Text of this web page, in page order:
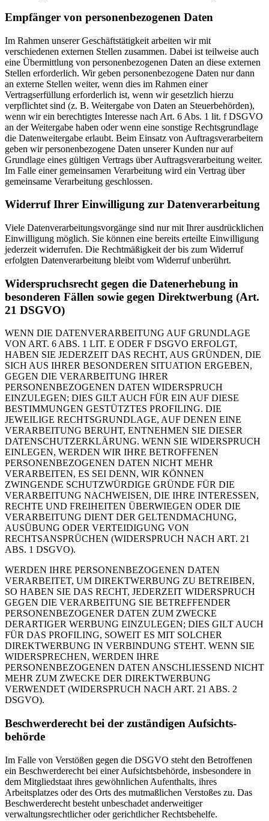
Empfänger von personenbezogenen Daten
Im Rahmen unserer Geschäftstätigkeit arbeiten wir mit
verschiedenen externen Stellen zusammen. Dabei ist teilweise auch
eine Übermittlung von personenbezogenen Daten an diese externen
Stellen erforderlich. Wir geben personenbezogene Daten nur dann
an externe Stellen weiter, wenn dies im Rahmen einer
Vertragserfüllung erforderlich ist, wenn wir gesetzlich hierzu
verpflichtet sind (z. B. Weitergabe von Daten an Steuerbehörden),
wenn wir ein berechtigtes Interesse nach Art. 6 Abs. 1 lit. f DSGVO
an der Weitergabe haben oder wenn eine sonstige Rechtsgrundlage
die Datenweitergabe erlaubt. Beim Einsatz von Auftragsverarbeitern
geben wir personenbezogene Daten unserer Kunden nur auf
Grundlage eines gültigen Vertrags über Auftragsverarbeitung weiter.
Im Falle einer gemeinsamen Verarbeitung wird ein Vertrag über
gemeinsame Verarbeitung geschlossen.
Widerruf Ihrer Einwilligung zur Datenverarbeitung
Viele Datenverarbeitungsvorgänge sind nur mit Ihrer ausdrücklichen
Einwilligung möglich. Sie können eine bereits erteilte Einwilligung
jederzeit widerrufen. Die Rechtmäßigkeit der bis zum Widerruf
erfolgten Datenverarbeitung bleibt vom Widerruf unberührt.
Widerspruchsrecht gegen die Datenerhebung in
besonderen Fällen sowie gegen Direktwerbung (Art.
21 DSGVO)
WENN DIE DATENVERARBEITUNG AUF GRUNDLAGE
VON ART. 6 ABS. 1 LIT. E ODER F DSGVO ERFOLGT,
HABEN SIE JEDERZEIT DAS RECHT, AUS GRÜNDEN, DIE
SICH AUS IHRER BESONDEREN SITUATION ERGEBEN,
GEGEN DIE VERARBEITUNG IHRER
PERSONENBEZOGENEN DATEN WIDERSPRUCH
EINZULEGEN; DIES GILT AUCH FÜR EIN AUF DIESE
BESTIMMUNGEN GESTÜTZTES PROFILING. DIE
JEWEILIGE RECHTSGRUNDLAGE, AUF DENEN EINE
VERARBEITUNG BERUHT, ENTNEHMEN SIE DIESER
DATENSCHUTZERKLÄRUNG. WENN SIE WIDERSPRUCH
EINLEGEN, WERDEN WIR IHRE BETROFFENEN
PERSONENBEZOGENEN DATEN NICHT MEHR
VERARBEITEN, ES SEI DENN, WIR KÖNNEN
ZWINGENDE SCHUTZWÜRDIGE GRÜNDE FÜR DIE
VERARBEITUNG NACHWEISEN, DIE IHRE INTERESSEN,
RECHTE UND FREIHEITEN ÜBERWIEGEN ODER DIE
VERARBEITUNG DIENT DER GELTENDMACHUNG,
AUSÜBUNG ODER VERTEIDIGUNG VON
RECHTSANSPRÜCHEN (WIDERSPRUCH NACH ART. 21
ABS. 1 DSGVO).
WERDEN IHRE PERSONENBEZOGENEN DATEN
VERARBEITET, UM DIREKTWERBUNG ZU BETREIBEN,
SO HABEN SIE DAS RECHT, JEDERZEIT WIDERSPRUCH
GEGEN DIE VERARBEITUNG SIE BETREFFENDER
PERSONENBEZOGENER DATEN ZUM ZWECKE
DERARTIGER WERBUNG EINZULEGEN; DIES GILT AUCH
FÜR DAS PROFILING, SOWEIT ES MIT SOLCHER
DIREKTWERBUNG IN VERBINDUNG STEHT. WENN SIE
WIDERSPRECHEN, WERDEN IHRE
PERSONENBEZOGENEN DATEN ANSCHLIESSEND NICHT
MEHR ZUM ZWECKE DER DIREKTWERBUNG
VERWENDET (WIDERSPRUCH NACH ART. 21 ABS. 2
DSGVO).
Beschwerde­recht bei der zuständigen Aufsichts­
behörde
Im Falle von Verstößen gegen die DSGVO steht den Betroffenen
ein Beschwerderecht bei einer Aufsichtsbehörde, insbesondere in
dem Mitgliedstaat ihres gewöhnlichen Aufenthalts, ihres
Arbeitsplatzes oder des Orts des mutmaßlichen Verstoßes zu. Das
Beschwerderecht besteht unbeschadet anderweitiger
verwaltungsrechtlicher oder gerichtlicher Rechtsbehelfe.